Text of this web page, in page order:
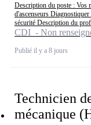
Description du poste : Vos
d'ascenseurs
sécurité Description du
CDI - Non
Publié il y a 8 jours
Technicien
mécanique